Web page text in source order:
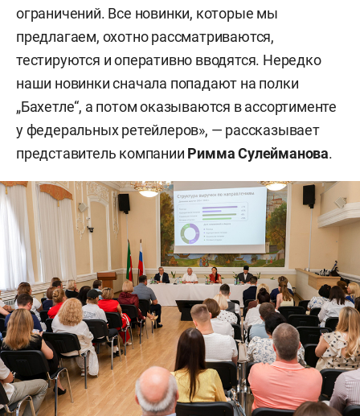
ограничений. Все новинки, которые мы
предлагаем, охотно рассматриваются,
тестируются и оперативно вводятся. Нередко
наши новинки сначала попадают на полки
„Бахетле“, а потом оказываются в ассортименте
у федеральных ретейлеров», — рассказывает
представитель компании Римма Сулейманова.